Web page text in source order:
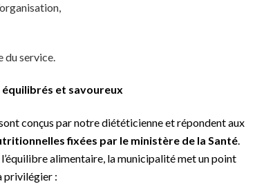
du service.
équilibrés et savoureux
conçus par notre diététicienne et répondent aux
fixées par le ministère de la Santé.
alimentaire, la municipalité met un point
privilégier :